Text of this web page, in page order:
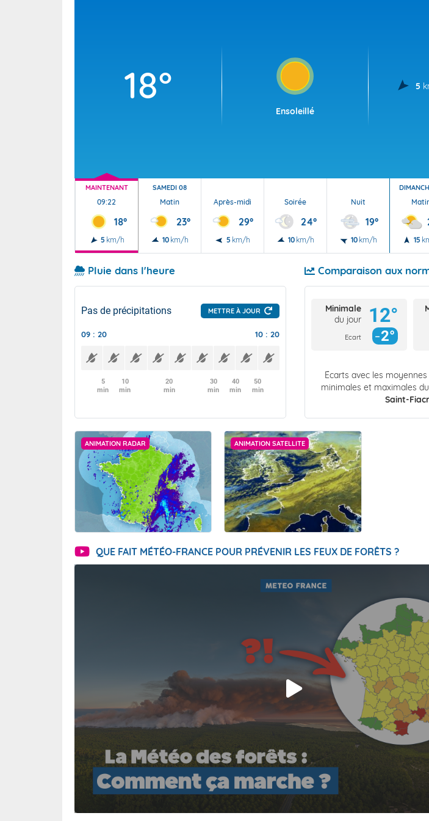
18°
Ensoleillé
5
MAINTENANT
09:22
18°
5 km/h
SAMEDI 08
Matin
23°
10 km/h
Après-midi
29°
5 km/h
Soirée
24°
10 km/h
Nuit
19°
10 km/h 15
Pluie dans l'heure
Pas de précipitations METTRE À JOUR
09 : 20 10 : 20
5
min
10
min
20
min
30
min
40
min
50
min
Comparaison aux
Minimale
du jour
Ecart
12°
2°
Écarts avec les
minimales et maximales
Saint-
ANIMATION RADAR ANIMATION SATELLITE
QUE FAIT MÉTÉO-FRANCE POUR PRÉVENIR LES FEUX DE FORÊTS ?